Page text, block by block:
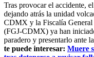
Tras provocar el accidente,
dejando atrás la unidad
CDMX y la Fiscalía General
(FGJ-CDMX) ya han
paradero y presentarlo ante
te puede interesar: Muere